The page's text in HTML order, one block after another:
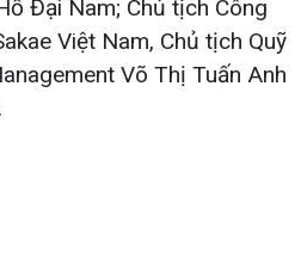
Đại Nam; Chủ tịch Công
Việt Nam, Chủ tịch Quỹ
Võ Thị Tuấn Anh